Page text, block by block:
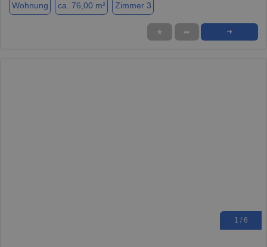
Wohnung ca. 76,00 m² Zimmer 3
★ ➦ ➜
1 / 6